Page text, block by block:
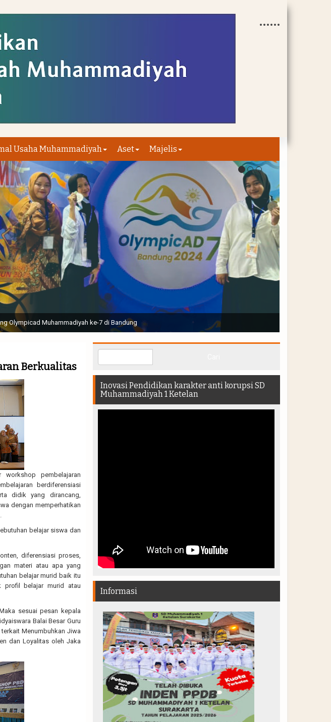
Usaha Muhammadiyah Aset Majelis
Manahan Solo || Ir. H. Joko Widodo selaku Presiden RI membuka Acara Muktamar
Muktamar dan Muktamirin yang hadir di dalam stadion
Berkualitas
workshop pembelajaran
berdiferensiasi
didik yang dirancang,
dengan memperhatikan
belajar siswa dan
diferensiasi proses,
materi atau apa yang
belajar murid baik itu
profil belajar murid atau
sesuai pesan kepala
Balai Besar Guru
terkait Menumbuhkan Jiwa
dan Loyalitas oleh Jaka
Inovasi Pendidikan karakter anti korupsi SD
Muhammadiyah 1 Ketelan
Informasi